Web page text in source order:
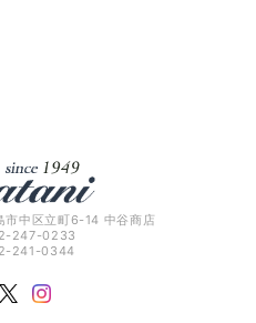
中区立町6-14 中谷商店
247-0233
241-0344